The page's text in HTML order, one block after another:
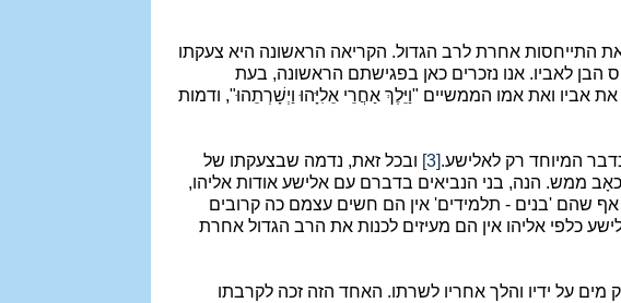
התייחסות אחרת לרב הגדול. הקריאה הראשונה היא צעקתו
הבן לאביו. אנו נזכרים כאן בפגישתם הראשונה, בעת
אביו ואת אמו הממשיים "וַיֵּלֶךְ אַחֲרֵי אֵלִיָּהוּ וַיְשָׁרְתֵהוּ", ודמות
המיוחד רק לאלישע.[3] ובכל זאת, נדמה שבצעקתו של
ממש. הנה, בני הנביאים בדברם עם אלישע אודות אליהו,
אף שהם 'בנים - תלמידים' אין הם חשים עצמם כה קרובים
כלפי אליהו אין הם מעיזים לכנות את הרב הגדול אחרת
מים על ידיו והלך אחריו לשרתו. האחד הזה זכה לקרבתו